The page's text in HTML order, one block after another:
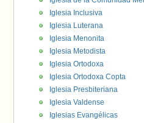
Iglesia Inclusiva
Iglesia Luterana
Iglesia Menonita
Iglesia Metodista
Iglesia Ortodoxa
Iglesia Ortodoxa Copta
Iglesia Presbiteriana
Iglesia Valdense
Iglesias Evangélicas